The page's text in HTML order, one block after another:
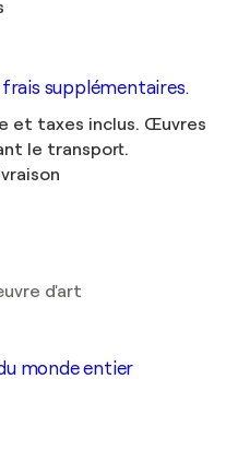
supplémentaires.
et taxes inclus. Œuvres
le transport.
d'art
monde entier